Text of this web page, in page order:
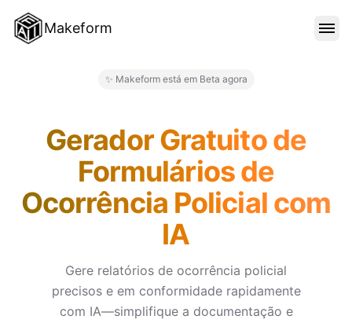
Makeform
ENTRAR
✨ Makeform está em Beta agora
Gerador Gratuito de
Formulários de
Ocorrência Policial com
IA
Gere relatórios de ocorrência policial
precisos e em conformidade rapidamente
com IA—simplifique a documentação e